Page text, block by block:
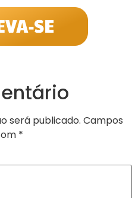
será publicado. Campos
*